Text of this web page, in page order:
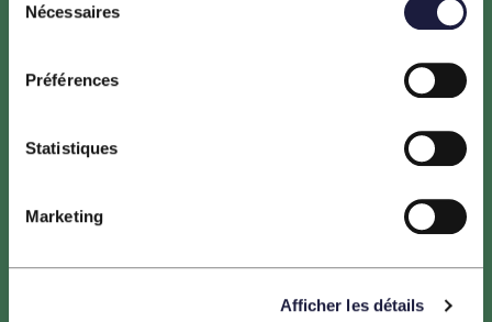
Nécessaires
Préférences
Statistiques
Marketing
Afficher les détails
entreprises leaders du secteur des énergies renouvelables,
ainsi que la Banque des Territoires. Les maîtres d’ouvrage
sont tous trois engagés dans la transition énergétique des
territoires.